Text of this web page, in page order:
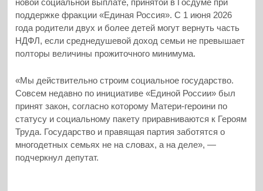
новой социальной выплате, принятой в Госдуме при
поддержке фракции «Единая Россия». С 1 июня 2026
года родители двух и более детей могут вернуть часть
НДФЛ, если среднедушевой доход семьи не превышает
полторы величины прожиточного минимума.
«Мы действительно строим социальное государство.
Совсем недавно по инициативе «Единой России» был
принят закон, согласно которому Матери-героини по
статусу и социальному пакету приравниваются к Героям
Труда. Государство и правящая партия заботятся о
многодетных семьях не на словах, а на деле», —
подчеркнул депутат.